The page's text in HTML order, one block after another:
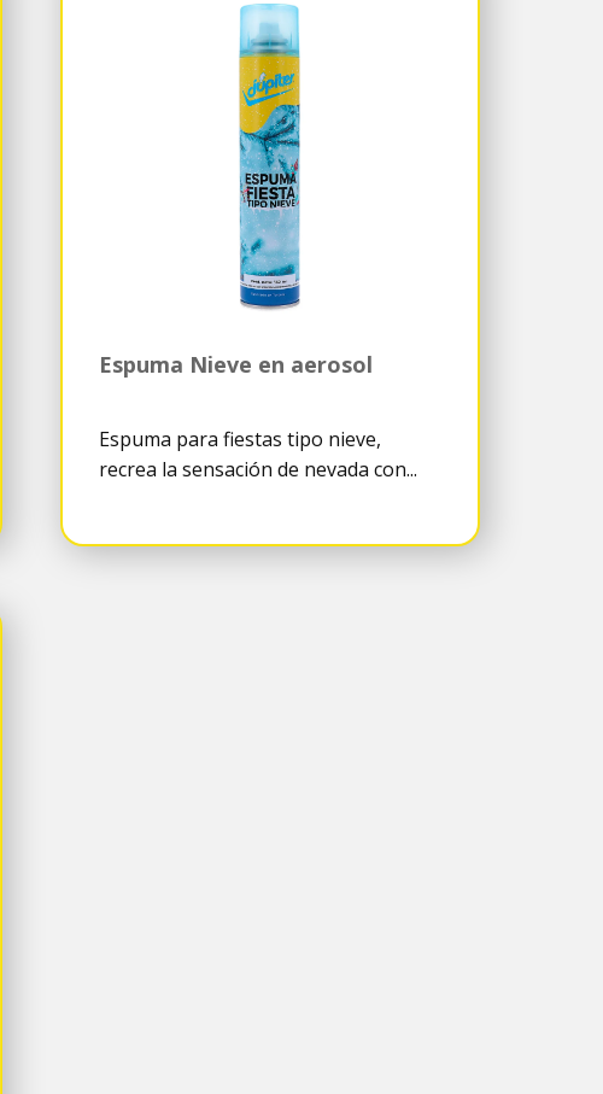
Espuma Nieve en aerosol
Espuma para fiestas tipo nieve,
recrea la sensación de nevada con...